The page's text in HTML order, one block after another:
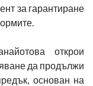
за гарантиране
открои
да продължи
основан на